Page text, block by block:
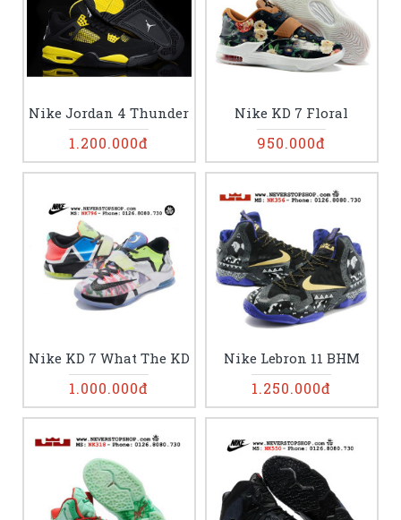
Nike Jordan 4 Thunder
1.200.000đ
Nike KD 7 Floral
950.000đ
Nike KD 7 What The KD
1.000.000đ
Nike Lebron 11 BHM
1.250.000đ